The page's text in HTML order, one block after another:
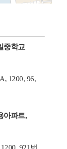
중학교
1200, 96,
아파트,